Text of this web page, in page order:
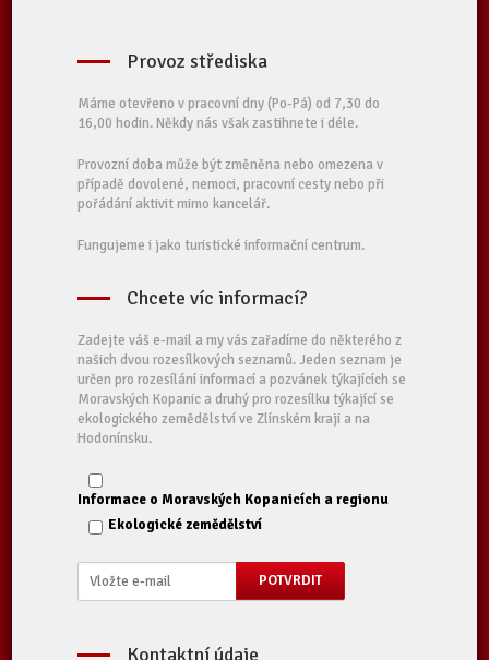
Provoz střediska
Máme otevřeno v pracovní dny (Po-Pá) od 7,30 do
16,00 hodin. Někdy nás však zastihnete i déle.
Provozní doba může být změněna nebo omezena v
případě dovolené, nemoci, pracovní cesty nebo při
pořádání aktivit mimo kancelář.
Fungujeme i jako turistické informační centrum.
Chcete víc informací?
Zadejte váš e-mail a my vás zařadíme do některého z
našich dvou rozesílkových seznamů. Jeden seznam je
určen pro rozesílání informací a pozvánek týkajících se
Moravských Kopanic a druhý pro rozesílku týkající se
ekologického zemědělství ve Zlínském kraji a na
Hodonínsku.
Informace o Moravských Kopanicích a regionu
Ekologické zemědělství
Kontaktní údaje